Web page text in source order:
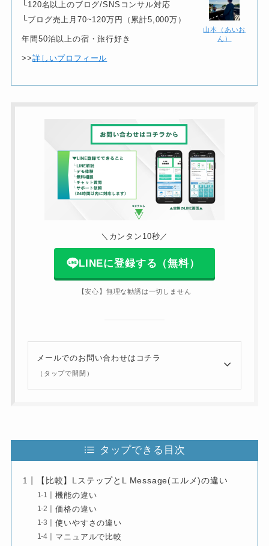
└120名以上のブログ/SNSコンサル対応
└ブログ売上月70~120万円（累計5,000万）
年間50泊以上の宿・旅行好き
>>詳しいプロフィール
山本（あいお
ん）
＼カンタン10秒／
LINEに登録する（無料）
【安心】無理な勧誘は一切しません
メールでのお問い合わせはコチラ
（タップで開閉）
タップできる目次
【比較】LステップとL Message(エルメ)の違い
機能の違い
価格の違い
使いやすさの違い
マニュアルで比較